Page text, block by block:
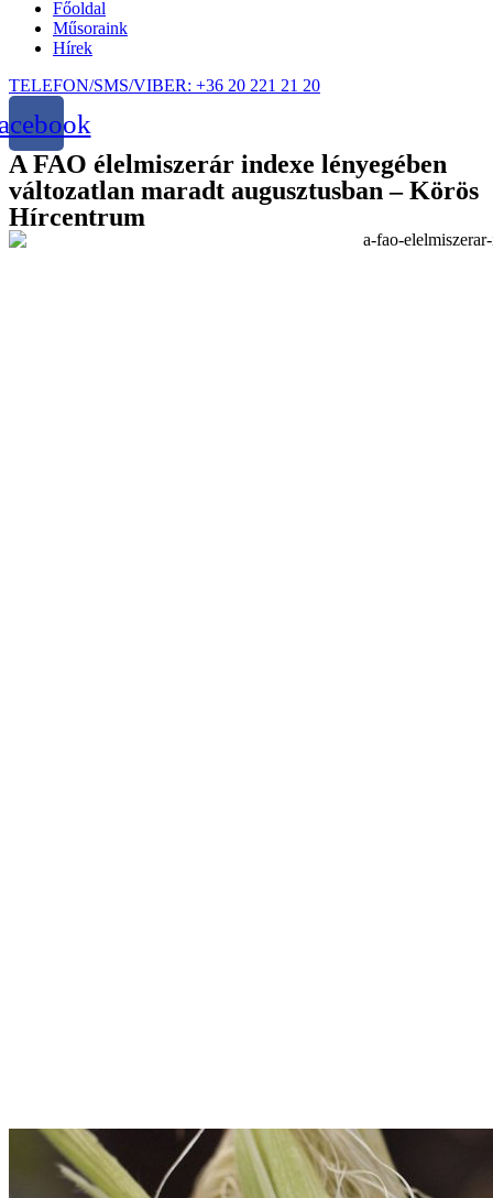
Főoldal
Műsoraink
Hírek
TELEFON/SMS/VIBER: +36 20 221 21 20
A FAO élelmiszerár indexe lényegében
változatlan maradt augusztusban – Körös
Hírcentrum